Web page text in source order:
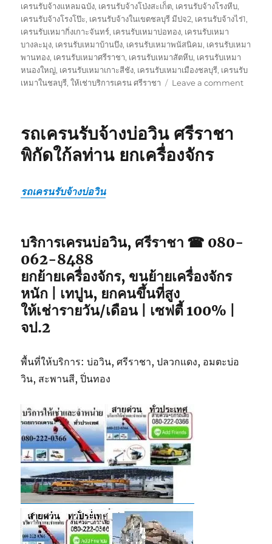
เครนรับจ้างแหลมฉบัง, เครนรับจ้างโป่งสะเก็ต, เครนรับจ้างโรงหีบ,
เครนรับจ้างโรงโป๊ะ, เครนรับจ้างในเขตชลบุรี มีปจ2, เครนรับจ้างไร่1,
เครนรับเหมากิ่งเกาะจันทร์, เครนรับเหมาบ่อทอง, เครนรับเหมา
บางละมุง, เครนรับเหมาบ้านบึง, เครนรับเหมาพนัสนิคม, เครนรับเหมา
พานทอง, เครนรับเหมาศรีราชา, เครนรับเหมาสัตหีบ, เครนรับเหมา
หนองใหญ่, เครนรับเหมาเกาะสีชัง, เครนรับเหมาเมืองชลบุรี, เครนรับ
เหมาในชลบุรี,ให้เช่าบริการเครน ศรีราชา Leave a commenton
รถเครนรับจ้างบ่อวิน ศรีราชา
พิกัดใก้ลท่าน ยกเครื่องจักร
รถเครนรับจ้างบ่อวิน
บริการเครนบ่อวิน, ศรีราชา ☎ 080-
062-8488
ยกย้ายเครื่องจักร, ขนย้ายเครื่องจักร
หนัก | เทปูน, ยกคนขึ้นที่สูง
ให้เช่ารายวัน/เดือน | เซฟตี้ 100% |
จป.2
พื้นที่ให้บริการ: บ่อวิน, ศรีราชา, ปลวกแดง, อมตะบ่อ
วิน, สะพานสี, ปิ่นทอง